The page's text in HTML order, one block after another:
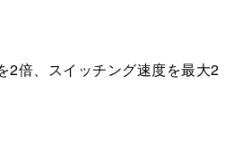
2倍、スイッチング速度を最大2